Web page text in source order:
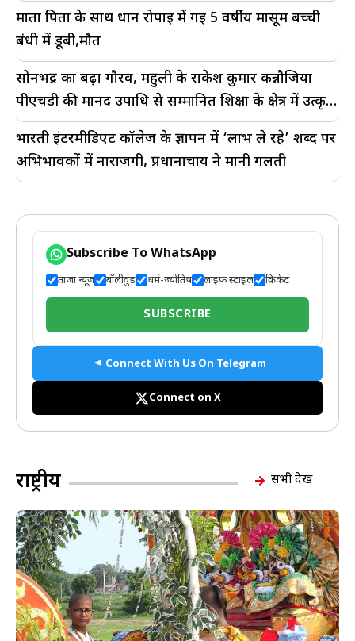
माता पिता के साथ धान रोपाई में गई 5 वर्षीय मासूम बच्ची
बंधी में डूबी,मौत
सोनभद्र का बढ़ा गौरव, महुली के राकेश कुमार कन्नौजिया
पीएचडी की मानद उपाधि से सम्मानित शिक्षा के क्षेत्र में उत्कृष्ट
योगदान को मिला राष्ट्रीय सम्मान
भारती इंटरमीडिएट कॉलेज के ज्ञापन में ‘लाभ ले रहे’ शब्द पर
अभिभावकों में नाराजगी, प्रधानाचार्य ने मानी गलती
Subscribe To WhatsApp
ताजा न्यूज़ बॉलीवुड धर्म-ज्योतिष लाइफ स्टाइल क्रिकेट
SUBSCRIBE
Connect With Us On Telegram
Connect on X
राष्ट्रीय सभी देखें